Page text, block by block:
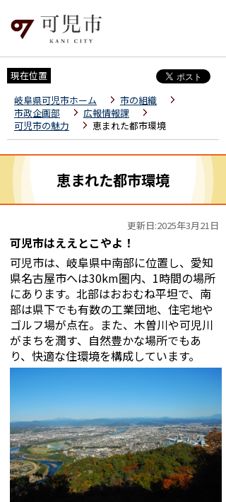
現在位置
岐阜県可児市ホーム
市の組織
市政企画部
広報情報課
可児市の魅力
恵まれた都市環境
恵まれた都市環境
更新日:2025年3月21日
可児市はええとこやよ！
可児市は、岐阜県中南部に位置し、愛知
県名古屋市へは30km圏内、1時間の場所
にあります。北部はおおむね平坦で、南
部は県下でも有数の工業団地、住宅地や
ゴルフ場が点在。また、木曽川や可児川
がまちを潤す、自然豊かな場所でもあ
り、快適な住環境を構成しています。